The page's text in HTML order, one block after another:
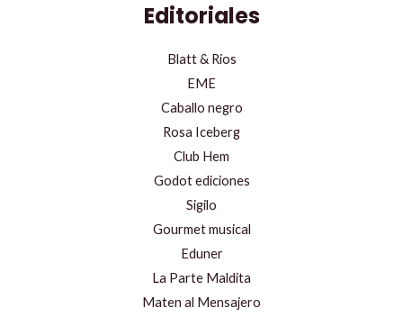
Editoriales
Blatt & Rios
EME
Caballo negro
Rosa Iceberg
Club Hem
Godot ediciones
Sigilo
Gourmet musical
Eduner
La Parte Maldita
Maten al Mensajero